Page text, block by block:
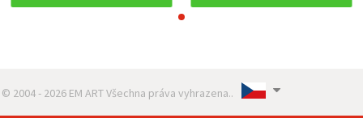
© 2004 - 2026 EM ART Všechna práva vyhrazena..